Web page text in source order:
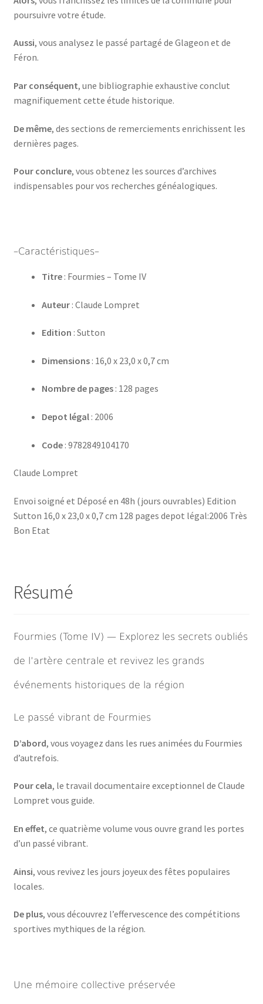
poursuivre votre étude.
Aussi, vous analysez le passé partagé de Glageon et de
Féron.
Par conséquent, une bibliographie exhaustive conclut
magnifiquement cette étude historique.
De même, des sections de remerciements enrichissent les
dernières pages.
Pour conclure, vous obtenez les sources d’archives
indispensables pour vos recherches généalogiques.
–Caractéristiques–
Titre: Fourmies – Tome IV
Auteur: Claude Lompret
Edition : Sutton
Dimensions: 16,0 x 23,0 x 0,7 cm
Nombre de pages: 128 pages
Depot légal: 2006
Code: 9782849104170
Claude Lompret
Envoi soigné et Déposé en 48h (jours ouvrables) Edition
Sutton 16,0 x 23,0 x 0,7 cm 128 pages depot légal:2006 Très
Bon Etat
Résumé
Fourmies (Tome IV) — Explorez les secrets oubliés
de l’artère centrale et revivez les grands
événements historiques de la région
Le passé vibrant de Fourmies
D’abord, vous voyagez dans les rues animées du Fourmies
d’autrefois.
Pour cela, le travail documentaire exceptionnel de Claude
Lompret vous guide.
En effet, ce quatrième volume vous ouvre grand les portes
d’un passé vibrant.
Ainsi, vous revivez les jours joyeux des fêtes populaires
locales.
De plus, vous découvrez l’effervescence des compétitions
sportives mythiques de la région.
Une mémoire collective préservée